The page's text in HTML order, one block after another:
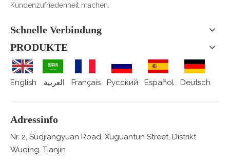
Kundenzufriedenheit machen.
Schnelle Verbindung
PRODUKTE
English العربية Français Pусский Español Deutsch
Adressinfo
Nr. 2, Südjiangyuan Road, Xuguantun Street, Distrikt
Wuqing, Tianjin